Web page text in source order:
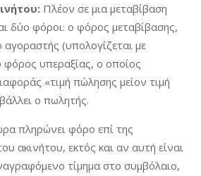
Πλέον σε μια μεταβίβαση
δύο φόροι: ο φόρος μεταβίβασης,
(υπολογίζεται με
φόρος υπεραξίας, ο οποίος
«τιμή πώλησης μείον τιμή
ο πωλητής.
πληρώνει φόρο επί της
ακινήτου, εκτός και αν αυτή είναι
τίμημα στο συμβόλαιο,